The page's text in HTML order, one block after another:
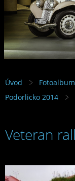
Úvod Fotoalbum
Podorlicko 2014
Veteran